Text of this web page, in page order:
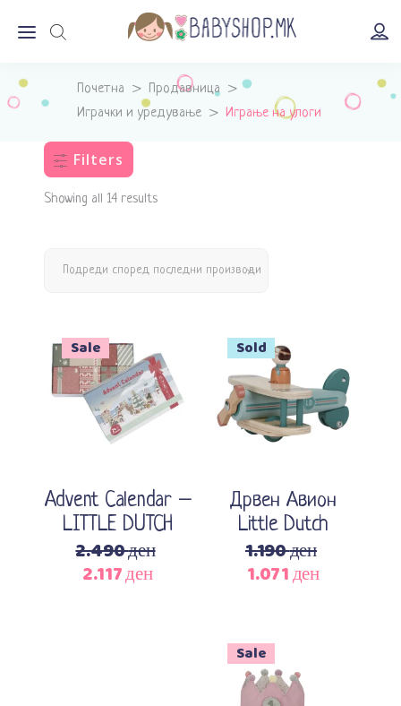
Почетна > Продавница >
Играчки и уредување > Играње на улоги
Filters
Showing all 14 results
Подреди според последни производи
Sale
Додади во кошничка
Advent Calendar –
LITTLE DUTCH
2.490ден
Original
2.117денCurrent
Sale
Sold
Прочитај повеќе
Дрвен Авион
Little Dutch
1.190ден
Original
1.190 ден.
1.071денCurrent
Sale
Додади во кошничка